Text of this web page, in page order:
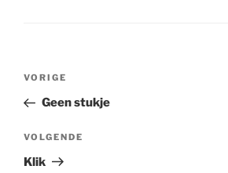
Bericht
Vorig
bericht
VORIGE
Geen stukje
Volgend
bericht
VOLGENDE
Klik